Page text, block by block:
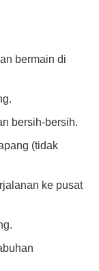
bermain di
bersih-bersih.
(tidak
ke pusat